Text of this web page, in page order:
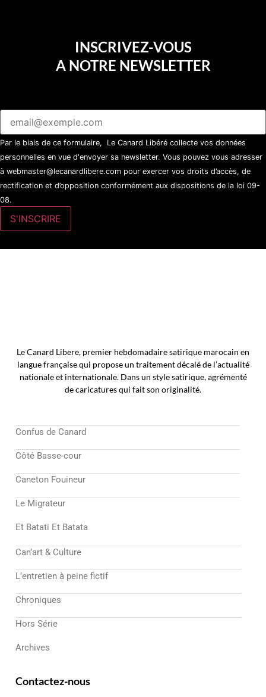
INSCRIVEZ-VOUS
A NOTRE NEWSLETTER
Par le biais de ce formulaire, Le Canard Libéré collecte vos données
personnelles en vue d'envoyer sa newsletter. Vous pouvez vous adresser
à webmaster@lecanardlibere.com pour exercer vos droits d’accès, de
rectification et d’opposition conformément aux dispositions de la loi 09-
08.
Le Canard Libere, premier hebdomadaire satirique marocain en
langue française qui propose un traitement décalé de l’actualité
nationale et internationale. Dans un style satirique, agrémenté
de caricatures qui fait son originalité.
Confus de Canard
Côté Basse-cour
Caneton Fouineur
Le Migrateur
Et Batati Et Batata
Can’art & Culture
L’entretien à peine fictif
Chroniques
Hors Série
Archives
Contactez-nous